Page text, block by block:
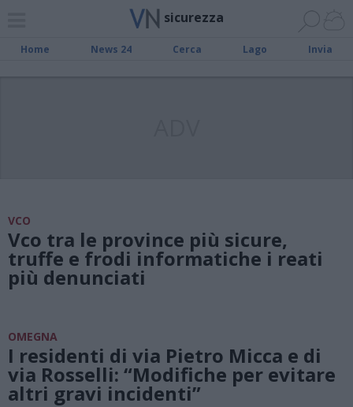
sicurezza
Home News 24 Cerca Lago Invia
VCO
Vco tra le province più sicure,
truffe e frodi informatiche i reati
più denunciati
OMEGNA
I residenti di via Pietro Micca e di
via Rosselli: “Modifiche per evitare
altri gravi incidenti”